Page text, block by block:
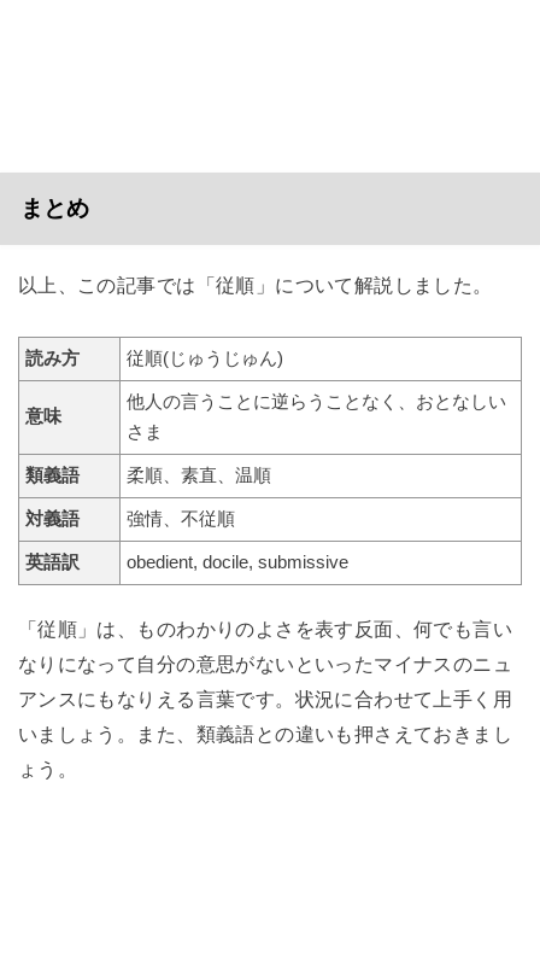
まとめ
以上、この記事では「従順」について解説しました。
読み方 従順(じゅうじゅん)
意味
他人の言うことに逆らうことなく、おとなしい
さま
類義語 柔順、素直、温順
対義語 強情、不従順
英語訳 obedient, docile, submissive
「従順」は、ものわかりのよさを表す反面、何でも言い
なりになって自分の意思がないといったマイナスのニュ
アンスにもなりえる言葉です。状況に合わせて上手く用
いましょう。また、類義語との違いも押さえておきまし
ょう。